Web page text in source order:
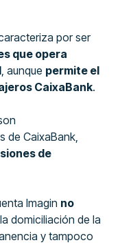
por ser
que opera
, aunque permite el
CaixaBank.
de CaixaBank,
de
Imagin no
domiciliación de la
y tampoco